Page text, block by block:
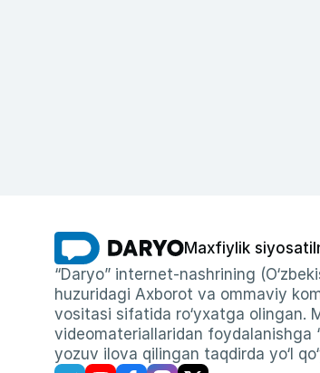
Maxfiylik siyosati
“Daryo” internet-nashrining
huzuridagi Axborot va ommaviy
vositasi sifatida ro‘yxatga olingan.
videomateriallaridan foydalanishga
yozuv ilova qilingan taqdirda yo‘l